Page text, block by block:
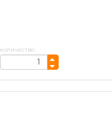
количество: